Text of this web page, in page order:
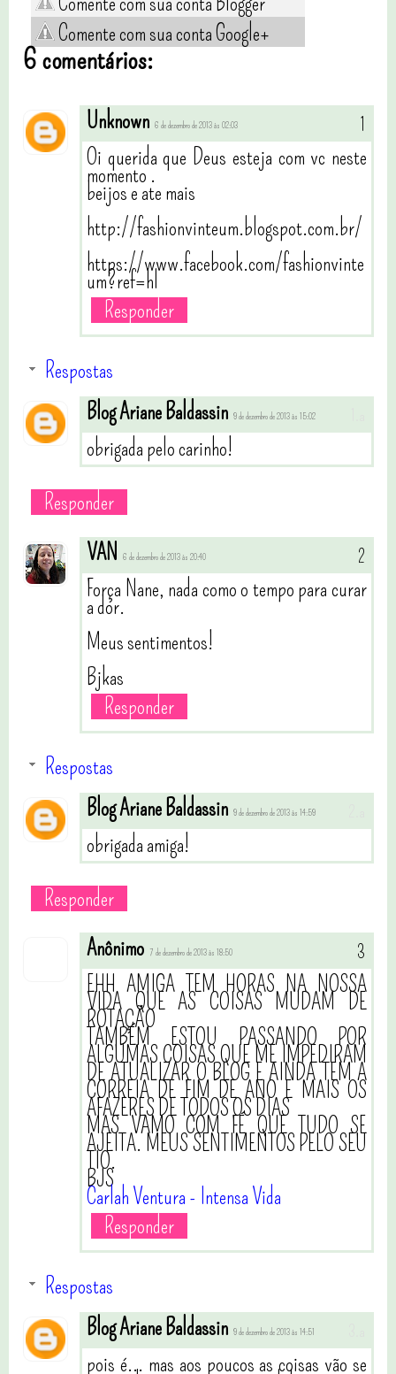
Comente com sua conta Google+
6 comentários:
Unknown 6 de dezembro de 2013 às 02:03
Oi querida que Deus esteja com vc neste
momento .
beijos e ate mais
http://fashionvinteum.blogspot.com.br/
https://www.facebook.com/fashionvinte
um?ref=hl
Responder
Respostas
Blog Ariane Baldassin 9 de dezembro de 2013 às 15:02
obrigada pelo carinho!
Responder
VAN 6 de dezembro de 2013 às 20:40
Força Nane, nada como o tempo para curar
a dor.
Meus sentimentos!
Bjkas
Responder
Respostas
Blog Ariane Baldassin 9 de dezembro de 2013 às 14:59
obrigada amiga!
Responder
Anônimo 7 de dezembro de 2013 às 18:50
EHH AMIGA TEM HORAS NA NOSSA
VIDA QUE AS COISAS MUDAM DE
ROTAÇÃO
TAMBÉM ESTOU PASSANDO POR
ALGUMAS COISAS QUE ME IMPEDIRAM
DE ATUALIZAR O BLOG E AINDA TEM A
CORREIA DE FIM DE ANO E MAIS OS
AFAZERES DE TODOS OS DIAS
MAS VAMO COM FÉ QUE TUDO SE
AJEITA. MEUS SENTIMENTOS PELO SEU
TIO.
BJS
Carlah Ventura - Intensa Vida
Responder
Respostas
Blog Ariane Baldassin 9 de dezembro de 2013 às 14:51
pois é... mas aos poucos as coisas vão se